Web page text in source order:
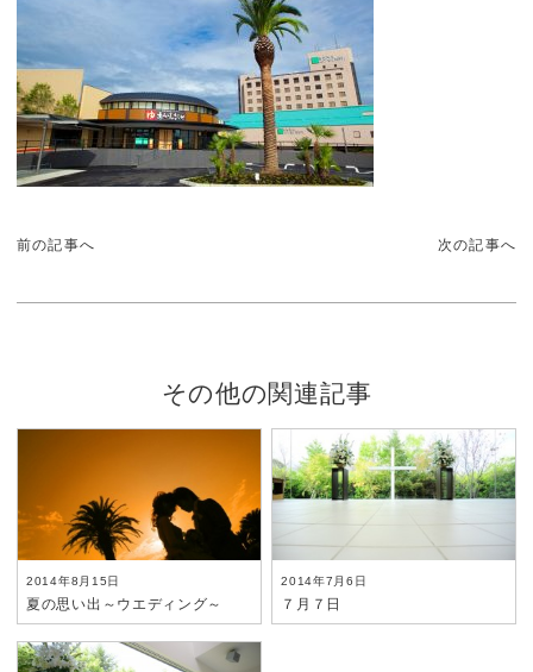
前の記事へ 次の記事へ
その他の関連記事
2014年8月15日
夏の思い出～ウエディング～
2014年7月6日
７月７日